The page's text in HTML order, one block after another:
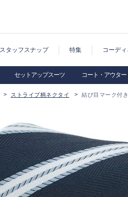
スタッフスナップ 特集 コーディ
セットアップスーツ コート・アウター
ストライプ柄ネクタイ 結び目マーク付